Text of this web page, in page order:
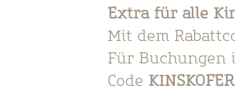
Extra für alle
Mit dem
Für Buchungen
Code